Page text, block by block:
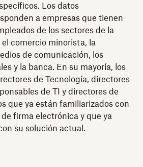
Los datos
a empresas que tienen
de los sectores de la
comercio minorista, la
de comunicación, los
y la banca. En su mayoría, los
de Tecnología, directores
de TI y directores de
que ya están familiarizados con
firma electrónica y que ya
su solución actual.